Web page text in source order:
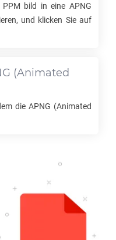
PPM bild in eineAPNG
und klicken Sie auf
(Animated
die APNG (Animated